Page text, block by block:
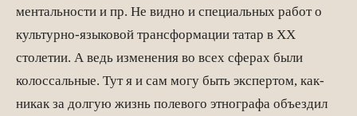
ментальности и пр. Не видно и специальных работ о
культурно-языковой трансформации татар в ХХ
столетии. А ведь изменения во всех сферах были
колоссальные. Тут я и сам могу быть экспертом, как-
никак за долгую жизнь полевого этнографа объездил